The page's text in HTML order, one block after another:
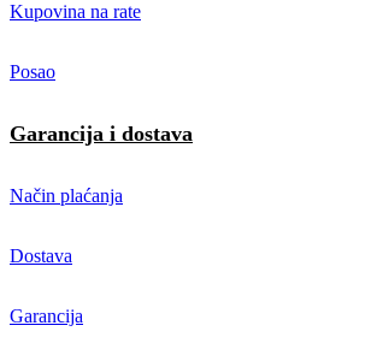
Kupovina na rate
Posao
Garancija i dostava
Način plaćanja
Dostava
Garancija